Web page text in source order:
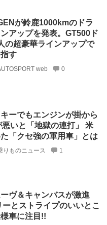
が鈴鹿1000kmのドラ
アップを発表。GT500ド
の超豪華ラインアップで
す
web 0
ーでもエンジンが掛から
いと「地獄の連打」 米
「クセ強の軍用車」とは
りものニュース 1
ヴ＆キャンバスが激進
とストライプのいいとこ
車に注目!!